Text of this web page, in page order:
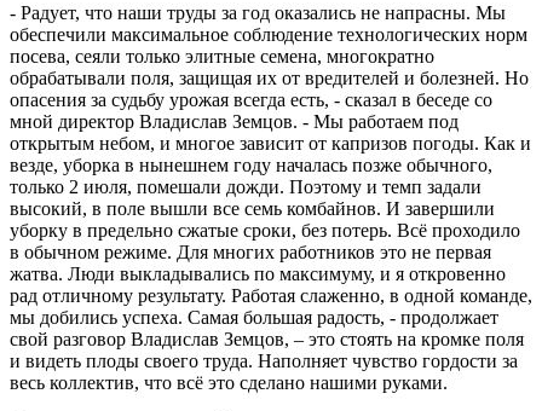
- Радует, что наши труды за год оказались не напрасны. Мы
обеспечили максимальное соблюдение технологических норм
посева, сеяли только элитные семена, многократно
обрабатывали поля, защищая их от вредителей и болезней. Но
опасения за судьбу урожая всегда есть, - сказал в беседе со
мной директор Владислав Земцов. - Мы работаем под
открытым небом, и многое зависит от капризов погоды. Как и
везде, уборка в нынешнем году началась позже обычного,
только 2 июля, помешали дожди. Поэтому и темп задали
высокий, в поле вышли все семь комбайнов. И завершили
уборку в предельно сжатые сроки, без потерь. Всё проходило
в обычном режиме. Для многих работников это не первая
жатва. Люди выкладывались по максимуму, и я откровенно
рад отличному результату. Работая слаженно, в одной команде,
мы добились успеха. Самая большая радость, - продолжает
свой разговор Владислав Земцов, – это стоять на кромке поля
и видеть плоды своего труда. Наполняет чувство гордости за
весь коллектив, что всё это сделано нашими руками.